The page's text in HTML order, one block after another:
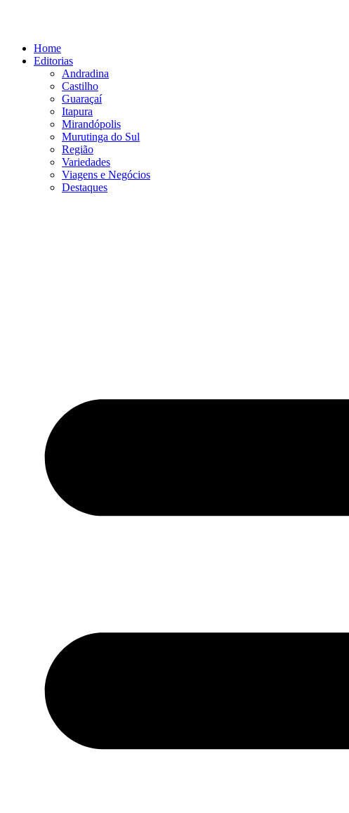
conteúdoHome
Editorias
Andradina
Castilho
Guaraçaí
Itapura
Mirandópolis
Murutinga do Sul
Região
Variedades
Viagens e Negócios
Destaques